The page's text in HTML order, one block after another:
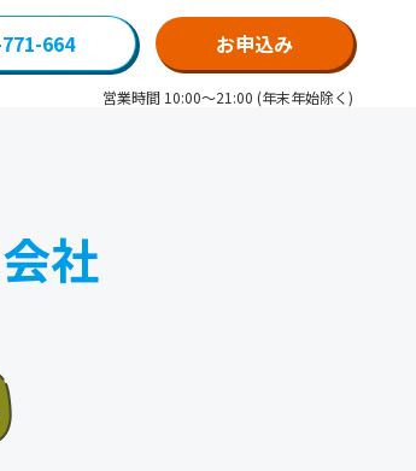
664 お申込み
営業時間 10:00～21:00 (年末年始除く)
社